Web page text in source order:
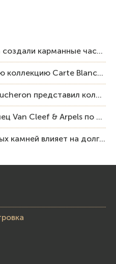
Audemars Piguet и Swatch создали карманные часы в эстетике Royal Oak и Pop Art
Boucheron посвятил новую коллекцию Carte Blanche Human Being человеку и силе мастерства
Четыре главы истории: Boucheron представил коллекцию «Nom: Boucheron, Prénom: Frédéric»
Шесть самых дорогих колец Van Cleef & Arpels по итогам аукционов Sotheby’s
Как твердость драгоценных камней влияет на долговечность ювелирных изделий